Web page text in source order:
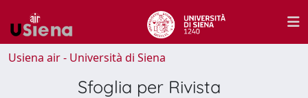
Usiena air - Università di Siena
Sfoglia per Rivista